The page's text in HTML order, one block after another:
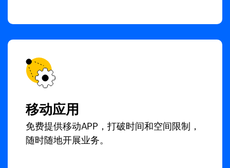
移动应用
免费提供移动APP，打破时间和空间限制，
随时随地开展业务。